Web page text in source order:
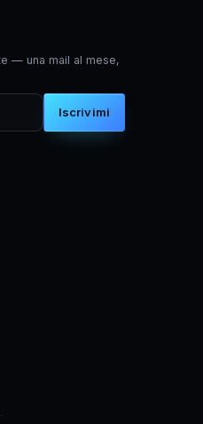
— una mail al mese,
Iscrivimi